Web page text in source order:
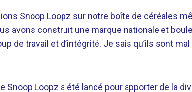
Snoop Loopz sur notre boîte de céréales
avons construit une marque nationale et
de travail et d’intégrité. Je sais qu’ils sont mal
Snoop Loopz a été lancé pour apporter de la